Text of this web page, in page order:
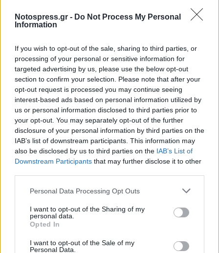
Notospress.gr - Do Not Process My Personal
Information
If you wish to opt-out of the sale, sharing to third parties, or
processing of your personal or sensitive information for
targeted advertising by us, please use the below opt-out
section to confirm your selection. Please note that after your
opt-out request is processed you may continue seeing
interest-based ads based on personal information utilized by
us or personal information disclosed to third parties prior to
your opt-out. You may separately opt-out of the further
disclosure of your personal information by third parties on the
IAB’s list of downstream participants. This information may
also be disclosed by us to third parties on the IAB’s List of
Downstream Participants that may further disclose it to other
Personal Data Processing Opt Outs
I want to opt-out of the Sharing of my
personal data.
Opted In
I want to opt-out of the Sale of my
Personal Data.
Εξεταστής μαθητών με μαθησιακές
από το 1999 μέχρι το 2013.
Από το 2017 ΙΒ Examiner στο μάθημα των
Οικονομικών.
Φροντιστηριακή εμπειρία σε
προετοιμασία υποψηφίων για ΑΕΙ, ΑΣΕΠ,
πανεπιστημιακές εξετάσεις, ΙΒ.
Εκδοτική εμπειρία
Οκτώβριος 2005-Μάρτιος 2009 και Ιούνιος
2013-2017: Διευθυντής του μηνιαίου
πολιτικού περιοδικού ΝΕΑ ΠΟΛΙΤΙΚΗ
Ιούλιος 1987-2010: Διευθυντής της